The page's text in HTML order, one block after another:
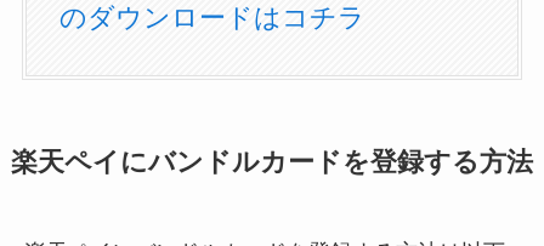
のダウンロードはコチラ
楽天ペイにバンドルカードを登録する方法